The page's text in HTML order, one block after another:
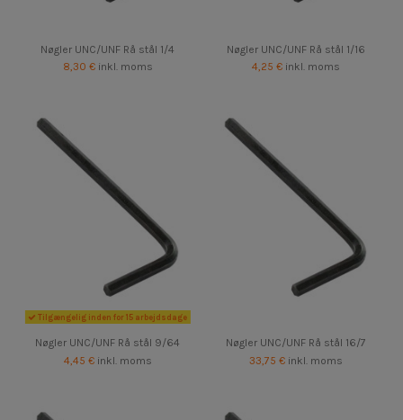
Nøgler UNC/UNF Rå stål 1/4
8,30 € inkl. moms
Nøgler UNC/UNF Rå stål 1/16
4,25 € inkl. moms
Tilgængelig inden for 15 arbejdsdage
Nøgler UNC/UNF Rå stål 9/64
4,45 € inkl. moms
Nøgler UNC/UNF Rå stål 16/7
33,75 € inkl. moms